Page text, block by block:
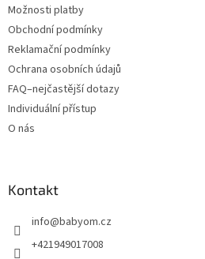
Možnosti platby
Obchodní podmínky
Reklamační podmínky
Ochrana osobních údajů
FAQ–nejčastější dotazy
Individuální přístup
O nás
Kontakt
info@babyom.cz
+421949017008